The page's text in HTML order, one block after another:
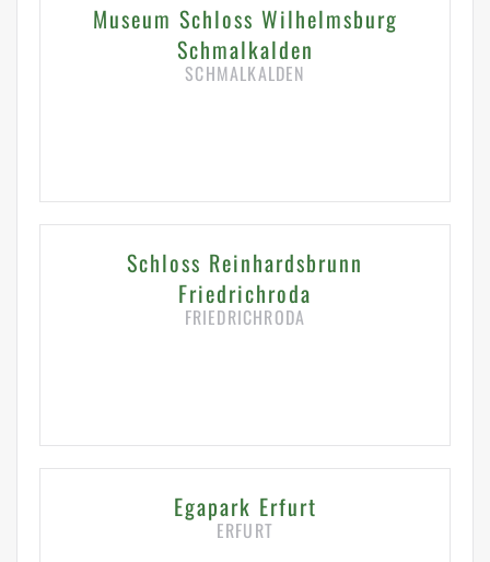
Museum Schloss Wilhelmsburg
Schmalkalden
SCHMALKALDEN
Schloss Reinhardsbrunn
Friedrichroda
FRIEDRICHRODA
Egapark Erfurt
ERFURT